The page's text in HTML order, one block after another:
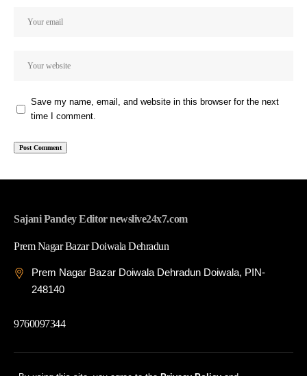
Save my name, email, and website in this browser for the next
time I comment.
Sajani Pandey Editor newslive24x7.com
Prem Nagar Bazar Doiwala Dehradun
Prem Nagar Bazar Doiwala Dehradun Doiwala, PIN-
248140
9760097344